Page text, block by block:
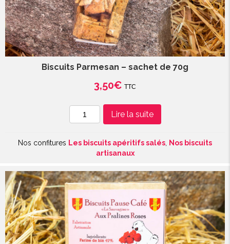
Biscuits Parmesan – sachet de 70g
3,50€ TTC
quantité
de
Parmesan
sachet
de
Lire la suite
Nos confitures Les biscuits apéritifs salés Nos biscuits
artisanaux